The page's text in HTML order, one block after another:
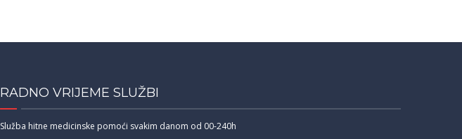
RADNO VRIJEME SLUŽBI
Služba hitne medicinske pomoći svakim danom od 00-240h